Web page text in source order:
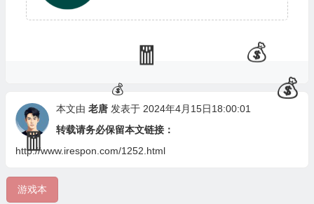
本文由 老唐发表于 2024年4月15日18:00:01
转载请务必保留本文链接：
http://www.irespon.com/1252.html
游戏本